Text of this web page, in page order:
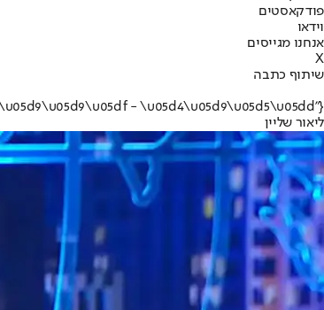
פודקאסטים
וידאו
אנחנו מגייסים
X
שיתוף כתבה
{"name":"\u05dc\u05d9\u05d0\u05d5\u05e8 \u05e9\u05dc\u05d9\u05d9\u05df - \u05d4\u05d9\u05d5\u05dd"}
ליאור שליין